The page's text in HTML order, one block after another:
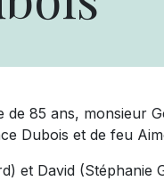
de 85 ans, monsieur
Dubois et de feu
et David (Stéphanie